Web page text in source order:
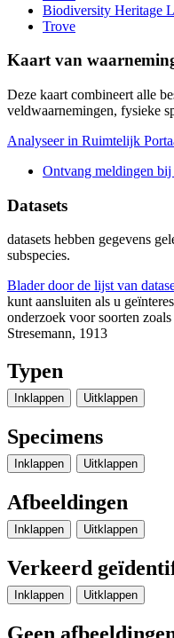
Biodiversity Heritage
Trove
Kaart van
Deze kaart combineert alle
veldwaarnemingen, fysieke
Analyseer in Ruimtelijk
Ontvang meldingen
Datasets
datasets hebben gegevens
subspecies.
Blader door de lijst van
kunt aansluiten als u
onderzoek voor soorten zoals
Stresemann, 1913
Typen
Inklappen Uitklappen
Specimens
Inklappen Uitklappen
Afbeeldingen
Inklappen Uitklappen
Verkeerd
Inklappen Uitklappen